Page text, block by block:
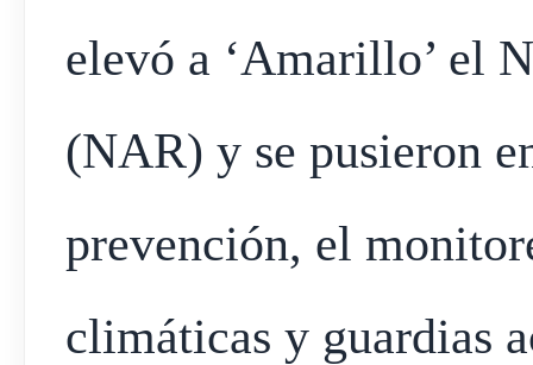
elevó a ‘Amarillo’ el
(NAR) y se pusieron
prevención, el
climáticas y guardias